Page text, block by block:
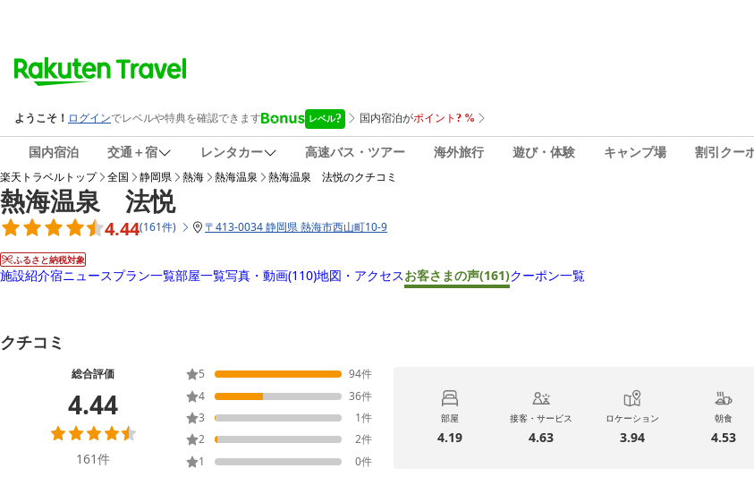
国内宿泊 交通＋宿 レンタカー 高速バス・ツアー 海外旅行 遊び・体験 キャンプ場 割引クー
楽天トラベルトップ 全国 静岡県 熱海 熱海温泉 熱海温泉 法悦のクチコミ
熱海温泉 法悦
4.44(161件) 〒413-0034 静岡県 熱海市西山町10-9
ふるさと納税対象
施設紹介宿ニュースプラン一覧部屋一覧写真・動画(110)地図・アクセスお客さまの声(161)クーポン一覧
クチコミ
総合評価
4.44
161件
5 94件
4
36件
3
1件
2
2件
1
0件
部屋
4.19
接客・サービス
4.63
ロケーション
3.94
朝食
4.53